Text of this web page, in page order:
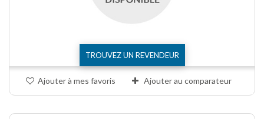
TROUVEZ UN REVENDEUR
Ajouter à mes favoris Ajouter au comparateur